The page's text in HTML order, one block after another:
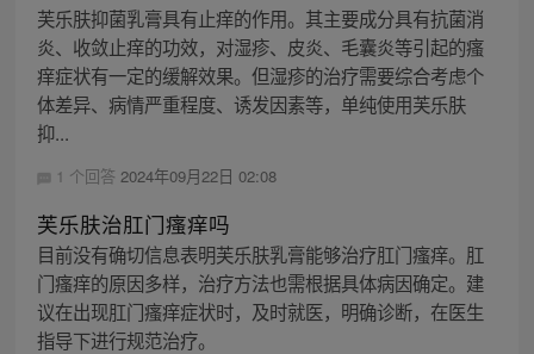
芙乐肤抑菌乳膏具有止痒的作用。其主要成分具有抗菌消
炎、收敛止痒的功效，对湿疹、皮炎、毛囊炎等引起的瘙
痒症状有一定的缓解效果。但湿疹的治疗需要综合考虑个
体差异、病情严重程度、诱发因素等，单纯使用芙乐肤
抑...
1 个回答 2024年09月22日 02:08
芙乐肤治肛门瘙痒吗
目前没有确切信息表明芙乐肤乳膏能够治疗肛门瘙痒。肛
门瘙痒的原因多样，治疗方法也需根据具体病因确定。建
议在出现肛门瘙痒症状时，及时就医，明确诊断，在医生
指导下进行规范治疗。